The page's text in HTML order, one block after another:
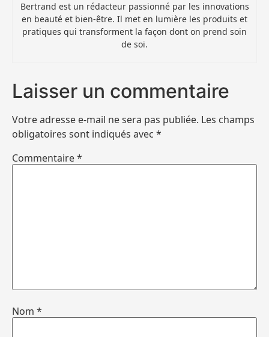
Bertrand est un rédacteur passionné par les innovations
en beauté et bien-être. Il met en lumière les produits et
pratiques qui transforment la façon dont on prend soin
de soi.
Laisser un commentaire
Votre adresse e-mail ne sera pas publiée. Les champs
obligatoires sont indiqués avec *
Commentaire*
Nom *